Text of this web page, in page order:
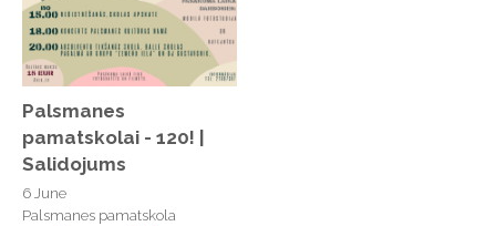
Rīgas cirks
Rīgas cirks
Rīgas Kinostudija
Rīgas Kongresu nams
Rīgas Latviešu biedrības nams
Palsmanes
pamatskolai - 120! |
Salidojums
6 June
Palsmanes pamatskola